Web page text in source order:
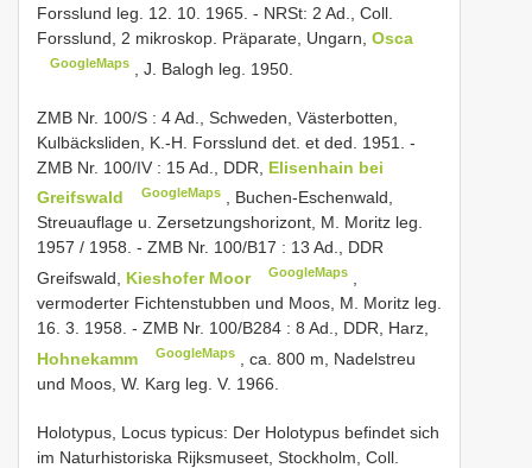
Forsslund leg. 12. 10. 1965. - NRSt: 2 Ad., Coll.
Forsslund, 2 mikroskop. Präparate, Ungarn, Osca
GoogleMaps , J. Balogh leg. 1950.
ZMB Nr. 100/S : 4 Ad., Schweden, Västerbotten,
Kulbäcksliden, K.-H. Forsslund det. et ded. 1951. -
ZMB Nr. 100/IV : 15 Ad., DDR, Elisenhain bei
Greifswald
GoogleMaps , Buchen-Eschenwald,
Streuauflage u. Zersetzungshorizont, M. Moritz leg.
1957 / 1958. - ZMB Nr. 100/B17 : 13 Ad., DDR
Greifswald, Kieshofer Moor GoogleMaps
vermoderter Fichtenstubben und Moos, M. Moritz leg.
16. 3. 1958. - ZMB Nr. 100/B284 : 8 Ad., DDR, Harz,
Hohnekamm
GoogleMaps
, ca. 800 m, Nadelstreu
und Moos, W. Karg leg. V. 1966.
Holotypus, Locus typicus: Der Holotypus befindet sich
im Naturhistoriska Rijksmuseet, Stockholm, Coll.